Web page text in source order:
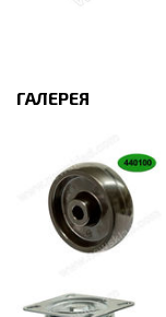
ГАЛЕРЕЯ